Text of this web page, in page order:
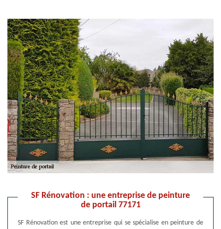
SF Rénovation : une entreprise de peinture
de portail 77171
SF Rénovation est une entreprise qui se spécialise en peinture de